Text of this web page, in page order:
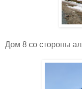
Дом 8 со стороны